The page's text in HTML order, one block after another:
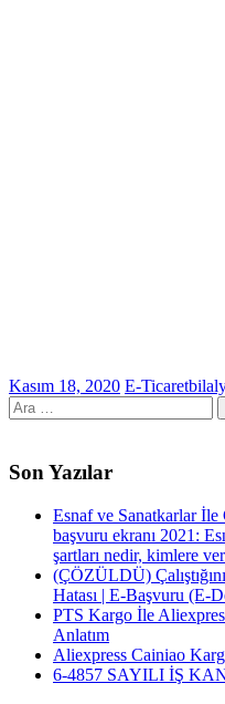
Kasım 18, 2020 E-Ticaret
Arama:
Son Yazılar
Esnaf ve Sanatkarlar
başvuru ekranı 2021:
şartları nedir, kimlere
(ÇÖZÜLDÜ)
Hatası | E-Başvuru (E-
PTS Kargo İle
Anlatım
Aliexpress Cainiao
6-4857 SAYILI İŞ